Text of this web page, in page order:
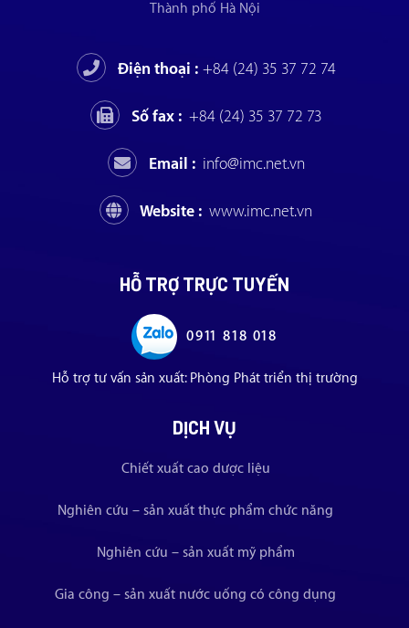
Thành phố Hà Nội
Điện thoại : +84 (24) 35 37 72 74
Số fax : +84 (24) 35 37 72 73
Email : info@imc.net.vn
Website : www.imc.net.vn
HỖ TRỢ TRỰC TUYẾN
0911 818 018
Hỗ trợ tư vấn sản xuất: Phòng Phát triển thị trường
DỊCH VỤ
Chiết xuất cao dược liệu
Nghiên cứu – sản xuất thực phẩm chức năng
Nghiên cứu – sản xuất mỹ phẩm
Gia công – sản xuất nước uống có công dụng